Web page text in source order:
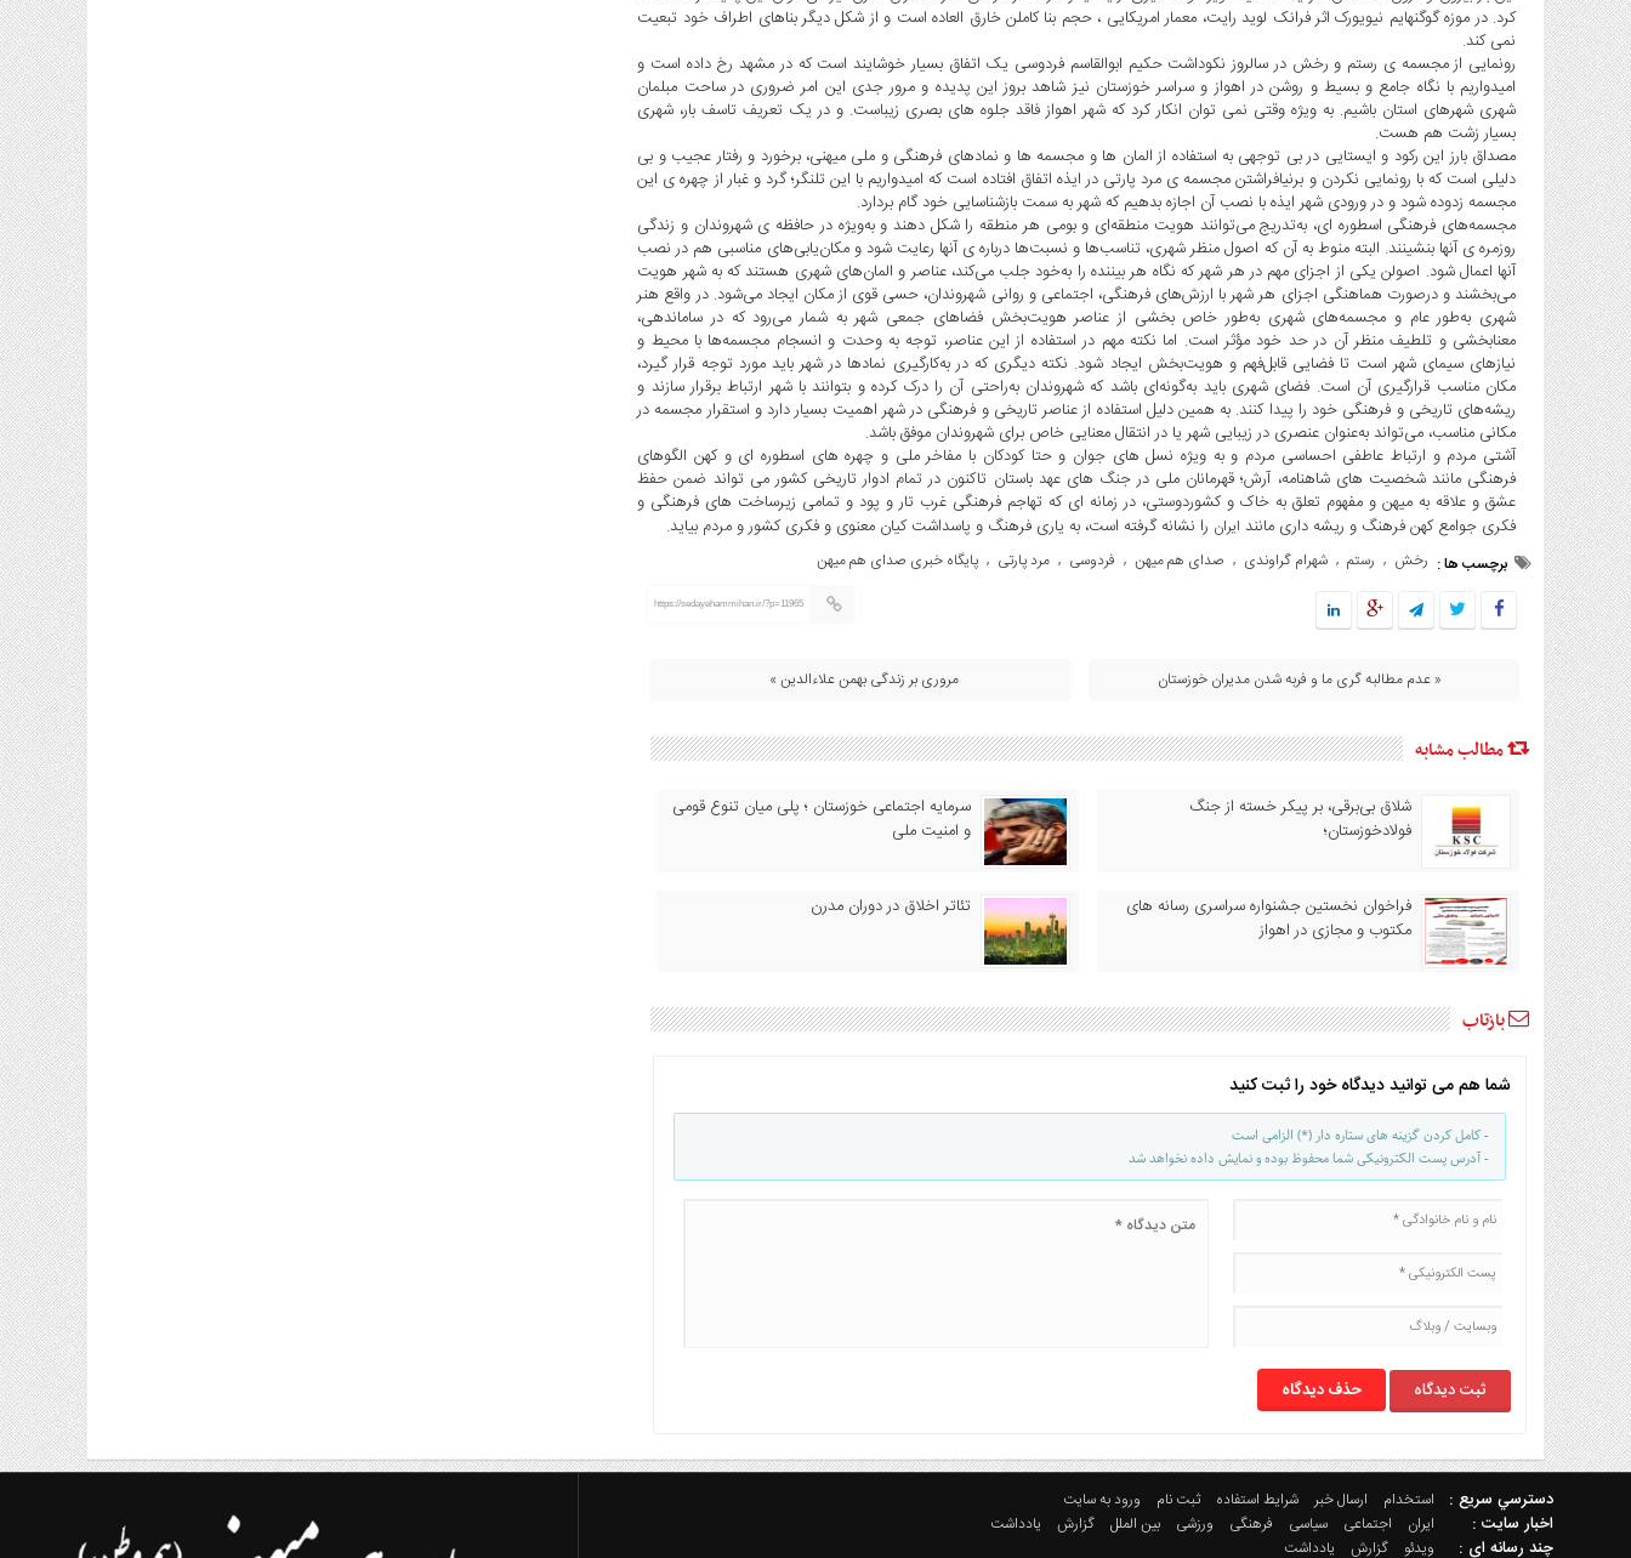
کرد. در موزه گوگنهایم نیویورک اثر فرانک لوید رایت، معمار امریکایی ، حجم بنا کاملن خارق العاده است و از شکل دیگر بناهای اطراف خود تبعیت
نمی کند.
رونمایی از مجسمه ی رستم و رخش در سالروز نکوداشت حکیم ابوالقاسم فردوسی یک اتفاق بسیار خوشایند است که در مشهد رخ داده است و
امیدواریم با نگاه جامع و بسیط و روشن در اهواز و سراسر خوزستان نیز شاهد بروز این پدیده و مرور جدی این امر ضروری در ساحت مبلمان
شهری شهرهای استان باشیم. به ویژه وقتی نمی توان انکار کرد که شهر اهواز فاقد جلوه های بصری زیباست. و در یک تعریف تاسف بار، شهری
بسیار زشت هم هست.
مصداق بارز این رکود و ایستایی در بی توجهی به استفاده از المان ها و مجسمه ها و نمادهای فرهنگی و ملی میهنی، برخورد و رفتار عجیب و بی
دلیلی است که با رونمایی نکردن و برنیافراشتن مجسمه ی مرد پارتی در ایذه اتفاق افتاده است که امیدواریم با این تلنگر؛ گرد و غبار از چهره ی این
مجسمه زدوده شود و در ورودی شهر ایذه با نصب آن اجازه بدهیم که شهر به سمت بازشناسایی خود گام بردارد.
مجسمه‌های فرهنگی اسطوره ای، به‌تدریج می‌توانند هویت منطقه‌ای و بومی هر منطقه را شکل دهند و به‌ویژه در حافظه ی شهروندان و زندگی
روزمره ی آنها بنشینند. البته منوط به آن که اصول منظر شهری، تناسب‌ها و نسبت‌ها درباره ی آنها رعایت شود و مکان‌یابی‌های مناسبی هم در نصب
آنها اعمال شود. اصولن یکی از اجزای مهم در هر شهر که نگاه هر بیننده را به‌خود جلب می‌کند، عناصر و المان‌های شهری هستند که به شهر هویت
می‌بخشند و درصورت هماهنگی اجزای هر شهر با ارزش‌های فرهنگی، اجتماعی و روانی شهروندان، حسی قوی از مکان ایجاد می‌شود. در واقع هنر
شهری به‌طور عام و مجسمه‌های شهری به‌طور خاص بخشی از عناصر هویت‌بخش فضاهای جمعی شهر به شمار می‌رود که در ساماندهی،
معنابخشی و تلطیف منظر آن در حد خود مؤثر است. اما نکته مهم در استفاده از این عناصر، توجه به وحدت و انسجام مجسمه‌ها با محیط و
نیازهای سیمای شهر است تا فضایی قابل‌فهم و هویت‌بخش ایجاد شود. نکته دیگری که در به‌کارگیری نمادها در شهر باید مورد توجه قرار گیرد،
مکان مناسب قرارگیری آن است. فضای شهری باید به‌گونه‌ای باشد که شهروندان به‌راحتی آن را درک کرده و بتوانند با شهر ارتباط برقرار سازند و
ریشه‌های تاریخی و فرهنگی خود را پیدا کنند. به همین دلیل استفاده از عناصر تاریخی و فرهنگی در شهر اهمیت بسیار دارد و استقرار مجسمه در
مکانی مناسب، می‌تواند به‌عنوان عنصری در زیبایی شهر یا در انتقال معنایی خاص برای شهروندان موفق باشد.
آشتی مردم و ارتباط عاطفی احساسی مردم و به ویژه نسل های جوان و حتا کودکان با مفاخر ملی و چهره های اسطوره ای و کهن الگوهای
فرهنگی مانند شخصیت های شاهنامه، آرش؛ قهرمانان ملی در جنگ های عهد باستان تاکنون در تمام ادوار تاریخی کشور می تواند ضمن حفظ
عشق و علاقه به میهن و مفهوم تعلق به خاک و کشوردوستی، در زمانه ای که تهاجم فرهنگی غرب تار و پود و تمامی زیرساخت های فرهنگی و
فکری جوامع کهن فرهنگ و ریشه داری مانند ایران را نشانه گرفته است، به یاری فرهنگ و پاسداشت کیان معنوی و فکری کشور و مردم بیاید.
برچسب ها : رخش , رستم , شهرام گراوندی , صدای هم میهن , فردوسی , مرد پارتی , پایگاه خبری صدای هم میهن
https://sedayehammihan.ir/?p=11965
« عدم مطالبه گری ما و فربه شدن مدیران خوزستان مروری بر زندگی بهمن علاءالدین »
مطالب مشابه
شلاق‌ بی‌برقی، بر پیکر خسته‌ از جنگ
فولادخوزستان؛
سرمایه اجتماعی خوزستان ؛ پلی میان تنوع قومی
و امنیت ملی
فراخوان نخستین جشنواره سراسری رسانه های
مکتوب و مجازی در اهواز
تئاتر اخلاق در دوران مدرن
بازتاب
شما هم می توانید دیدگاه خود را ثبت کنید
- کامل کردن گزینه های ستاره دار (*) الزامی است
- آدرس پست الکترونیکی شما محفوظ بوده و نمایش داده نخواهد شد
حذف دیدگاه
دسترسي سريع : استخدام ارسال خبر شرایط استفاده ثبت نام ورود به سایت
اخبار سایت : ایران اجتماعی سیاسی فرهنگی ورزشی بین الملل گزارش یادداشت
چند رسانه اي : ویدئو گزارش یادداشت